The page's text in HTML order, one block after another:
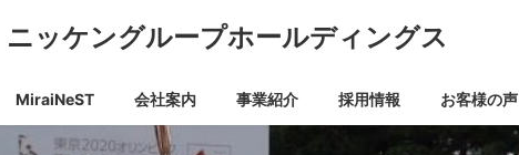
ニッケングループホールディングス
MiraiNeST 会社案内 事業紹介 採用情報 お客様の声